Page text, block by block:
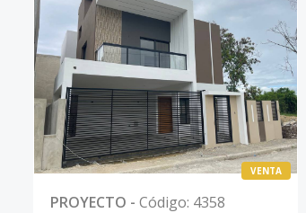
VENTA
PROYECTO - Código: 4358